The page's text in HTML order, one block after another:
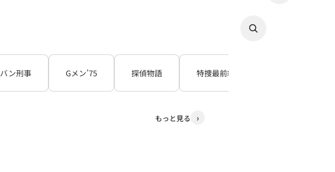
ン刑事 Gメン’75 探偵物語 特捜最前線
もっと見る